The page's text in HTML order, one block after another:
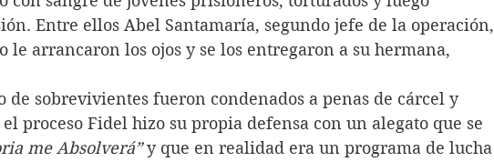
Entre ellos Abel Santamaría, segundo jefe de la operación,
le arrancaron los ojos y se los entregaron a su hermana,
de sobrevivientes fueron condenados a penas de cárcel y
proceso Fidel hizo su propia defensa con un alegato que se
me Absolverá” y que en realidad era un programa de lucha